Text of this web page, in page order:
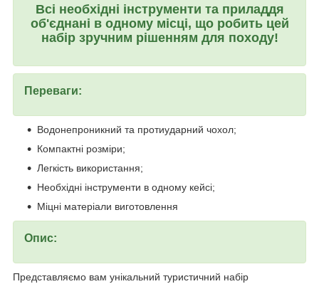
Всі необхідні інструменти та приладдя
об'єднані в одному місці, що робить цей
набір зручним рішенням для походу!
Переваги:
Водонепроникний та протиударний чохол;
Компактні розміри;
Легкість використання;
Необхідні інструменти в одному кейсі;
Міцні матеріали виготовлення
Опис:
Представляємо вам унікальний туристичний набір